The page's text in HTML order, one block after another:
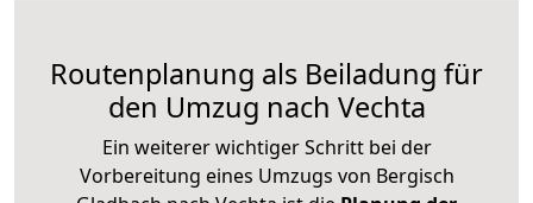
Routenplanung als Beiladung für
den Umzug nach Vechta
Ein weiterer wichtiger Schritt bei der
Vorbereitung eines Umzugs von Bergisch